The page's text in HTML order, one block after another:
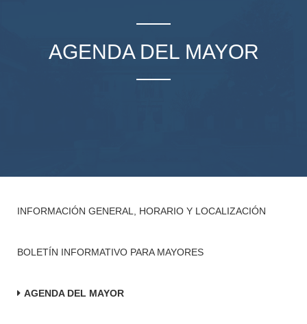
AGENDA DEL MAYOR
INFORMACIÓN GENERAL, HORARIO Y LOCALIZACIÓN
BOLETÍN INFORMATIVO PARA MAYORES
AGENDA DEL MAYOR